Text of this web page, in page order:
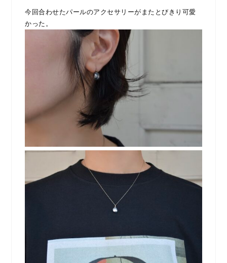
今回合わせたパールのアクセサリーがまたとびきり可愛
かった。